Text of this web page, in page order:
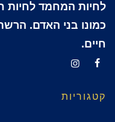
לחיות המחמד לחיות
כמונו בני האדם.
חיים.
קטגוריות